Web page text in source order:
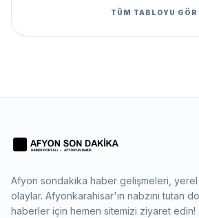
TÜM TABLOYU GÖR
Afyon sondakika haber gelişmeleri,
olaylar. Afyonkarahisar'ın nabzını tutan
haberler için hemen sitemizi ziyaret edin!